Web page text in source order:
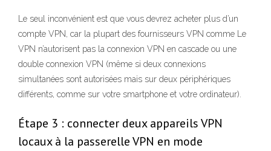
Le seul inconvénient est que vous devrez acheter plus d’un
compte VPN, car la plupart des fournisseurs VPN comme Le
VPN n’autorisent pas la connexion VPN en cascade ou une
double connexion VPN (même si deux connexions
simultanées sont autorisées mais sur deux périphériques
différents, comme sur votre smartphone et votre ordinateur).
Étape 3 : connecter deux appareils VPN
locaux à la passerelle VPN en mode